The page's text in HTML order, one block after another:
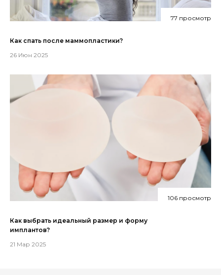
77 просмотр
Как спать после маммопластики?
26 Июн 2025
106 просмотр
Как выбрать идеальный размер и форму
имплантов?
21 Мар 2025